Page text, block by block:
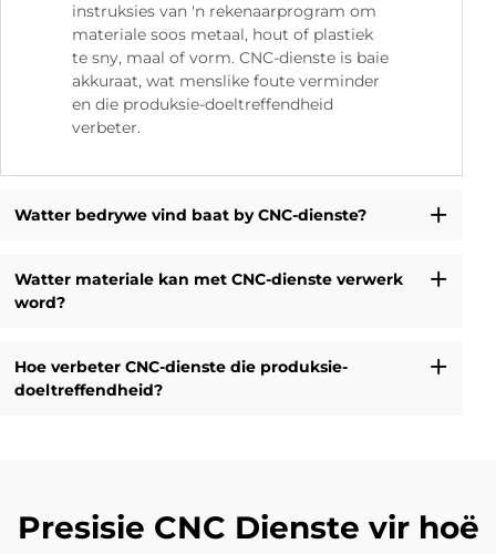
instruksies van 'n rekenaarprogram om
materiale soos metaal, hout of plastiek
te sny, maal of vorm. CNC-dienste is baie
akkuraat, wat menslike foute verminder
en die produksie-doeltreffendheid
verbeter.
Watter bedrywe vind baat by CNC-dienste?
Watter materiale kan met CNC-dienste verwerk
word?
Hoe verbeter CNC-dienste die produksie-
doeltreffendheid?
Presisie CNC Dienste vir hoë